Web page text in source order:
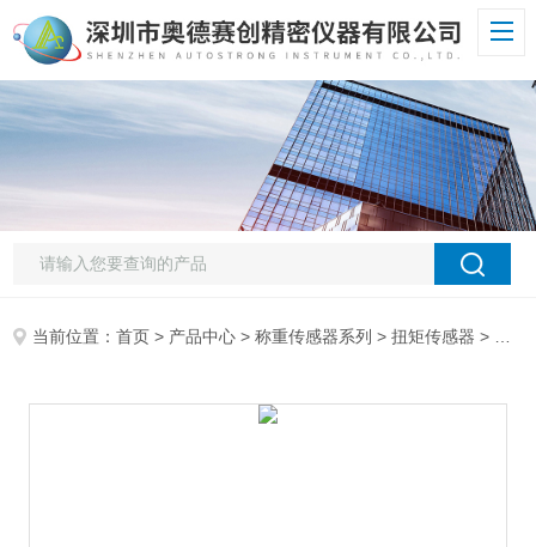
当前位置：首页 > 产品中心 >称重传感器系列 >扭矩传感器 > 称重系列扭矩传感器 AUTO S602B直销优惠